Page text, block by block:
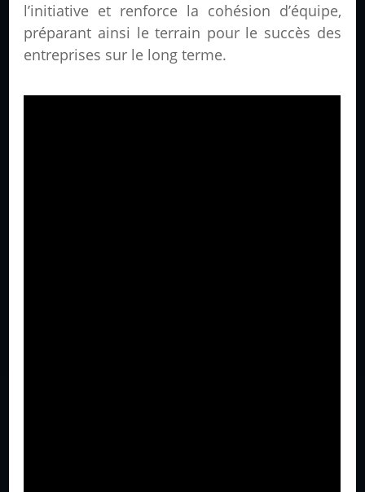
l’initiative et renforce la cohésion d’équipe,
préparant ainsi le terrain pour le succès des
entreprises sur le long terme.